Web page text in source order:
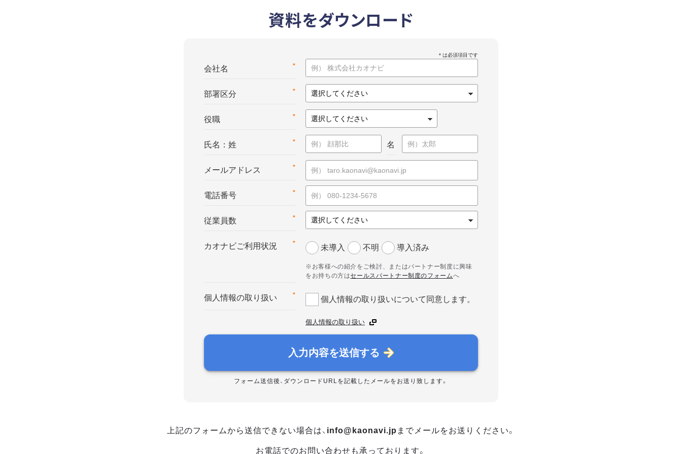
資料をダウンロード
*
会社名
*
部署区分
*
役職
*
氏名：姓 名
*
メールアドレス
*
電話番号
*
従業員数
*
カオナビご利用状況 未導入 不明 導入済み
※お客様への紹介をご検討、またはパートナー制度に興味
をお持ちの方はセールスパートナー制度のフォームへ
*
個人情報の取り扱い 個人情報の取り扱いについて同意します。
個人情報の取り扱い
入力内容を送信する
フォーム送信後、ダウンロードURLを記載したメールをお送り致します。
上記のフォームから送信できない場合は、 info@kaonavi.jp までメールをお送りください。
お電話でのお問い合わせも承っております。